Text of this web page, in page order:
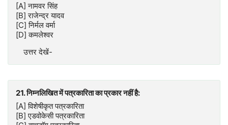
[A] नामवर सिंह
[B] राजेन्द्र यादव
[C] निर्मल वर्मा
[D] कमलेश्वर
उत्तर देखें-
21. निम्नलिखित में पत्रकारिता का प्रकार नहीं है:
[A] विशेषीकृत पत्रकारिता
[B] एडवोकेसी पत्रकारिता